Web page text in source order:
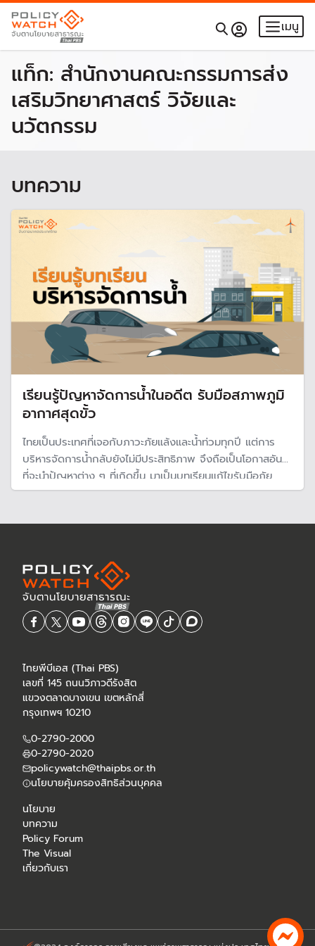
เมนู
แท็ก: สำนักงานคณะกรรมการส่ง
เสริมวิทยาศาสตร์ วิจัยและ
นวัตกรรม
บทความ
เรียนรู้ปัญหาจัดการน้ำในอดีต รับมือสภาพภูมิ
อากาศสุดขั้ว
ไทยเป็นประเทศที่เจอกับภาวะภัยแล้งและน้ำท่วมทุกปี แต่การ
บริหารจัดการน้ำกลับยังไม่มีประสิทธิภาพ จึงถือเป็นโอกาสอันดี
ที่จะนำปัญหาต่าง ๆ ที่เกิดขึ้น มาเป็นบทเรียนแก้ไขรับมือภัย
พิบัติที่จะเกิดขึ้นในอนาคต ท่ามกลางความเสี่ยงจากการ
ไทยพีบีเอส (Thai PBS)
เลขที่ 145 ถนนวิภาวดีรังสิต
แขวงตลาดบางเขน เขตหลักสี่
กรุงเทพฯ 10210
0-2790-2000
0-2790-2020
policywatch@thaipbs.or.th
นโยบายคุ้มครองสิทธิส่วนบุคคล
นโยบาย
บทความ
Policy Forum
The Visual
เกี่ยวกับเรา